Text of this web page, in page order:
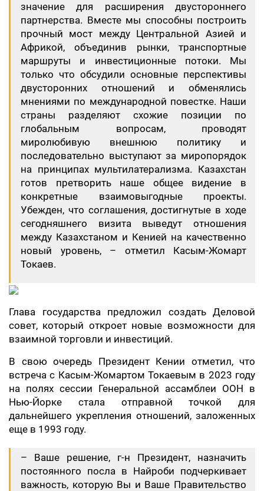
значение для расширения двустороннего
партнерства. Вместе мы способны построить
прочный мост между Центральной Азией и
Африкой, объединив рынки, транспортные
маршруты и инвестиционные потоки. Мы
только что обсудили основные перспективы
двусторонних отношений и обменялись
мнениями по международной повестке. Наши
страны разделяют схожие позиции по
глобальным вопросам, проводят
миролюбивую внешнюю политику и
последовательно выступают за миропорядок
на принципах мультилатерализма. Казахстан
готов претворить наше общее видение в
конкретные взаимовыгодные проекты.
Убежден, что соглашения, достигнутые в ходе
сегодняшнего визита выведут отношения
между Казахстаном и Кенией на качественно
новый уровень, – отметил Касым-Жомарт
Токаев.
Глава государства предложил создать Деловой
совет, который откроет новые возможности для
взаимной торговли и инвестиций.
В свою очередь Президент Кении отметил, что
встреча с Касым-Жомартом Токаевым в 2023 году
на полях сессии Генеральной ассамблеи ООН в
Нью-Йорке стала отправной точкой для
дальнейшего укрепления отношений, заложенных
еще в 1993 году.
– Ваше решение, г-н Президент, назначить
постоянного посла в Найроби подчеркивает
важность, которую Вы и Ваше Правительство